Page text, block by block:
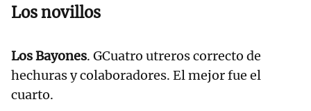
Los novillos
Los Bayones. GCuatro utreros correcto de
hechuras y colaboradores. El mejor fue el
cuarto.